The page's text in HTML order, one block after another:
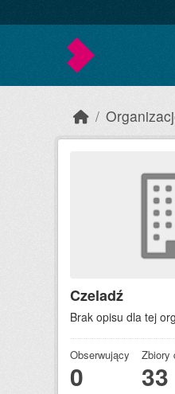
Czeladź
Brak opisu dla tej
Obserwujący
0
Zbiory
33